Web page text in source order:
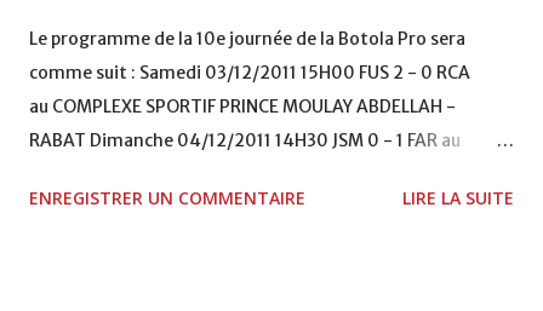
Le programme de la 10e journée de la Botola Pro sera
comme suit : Samedi 03/12/2011 15H00 FUS 2 - 0 RCA
au COMPLEXE SPORTIF PRINCE MOULAY ABDELLAH -
RABAT Dimanche 04/12/2011 14H30 JSM 0 - 1 FAR au
TERRAIN EL ABDI - EL JADIDA 16h30 OCK 0 - 1 HUSA
ENREGISTRER UN COMMENTAIRE LIRE LA SUITE